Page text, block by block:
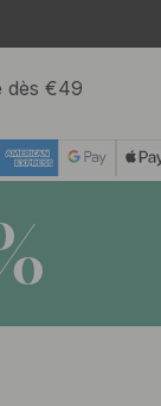
dès €49